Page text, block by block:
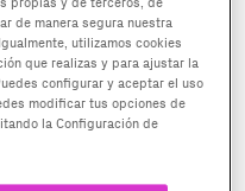
de manera segura nuestra
utilizamos cookies
que realizas y para ajustar la
configurar y aceptar el uso
modificar tus opciones de
la Configuración de